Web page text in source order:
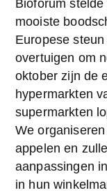
Bioforum
mooiste
Europese
overtuigen om
oktober zijn de
hypermarkten
supermarkten
We
appelen en
aanpassingen
in hun